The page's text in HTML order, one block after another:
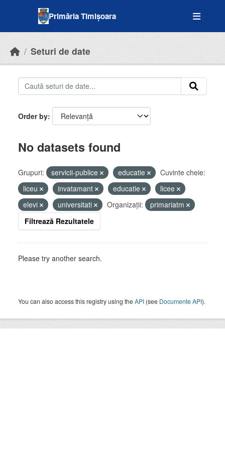
Primăria Timișoara
Seturi de date
Order by
No datasets found
Grupuri: servicii-publice educatie
Cuvinte cheie:
liceu
invatamant educatie
licee
elevi
universitati Organizații:
primariatm
Filtrează Rezultatele
Please try another search.
You can also access this registry using theAPI (see Documente API).